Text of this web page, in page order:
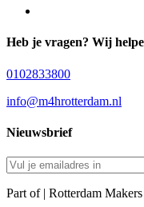
Heb je vragen? Wij
0102833800
info@m4hrotterdam.nl
Nieuwsbrief
Part of | Rotterdam